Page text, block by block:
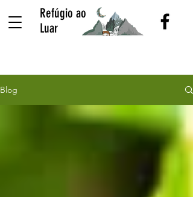
Refúgio ao
Luar
Blog